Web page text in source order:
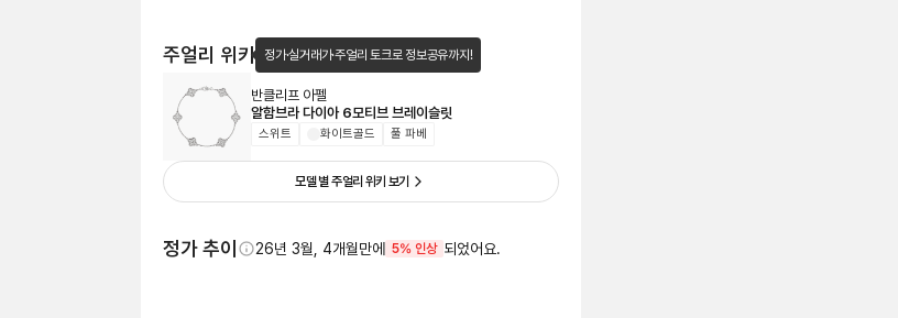
주얼리 위키 정가·실거래가·주얼리 토크로 정보공유까지!
반클리프 아펠
알함브라 다이아 6모티브 브레이슬릿
스위트 화이트골드 풀 파베
모델 별 주얼리 위키 보기
정가 추이 26년 3월, 4개월만에 5% 인상 되었어요.